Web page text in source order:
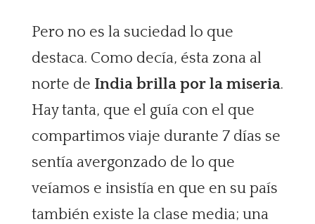
Pero no es la suciedad lo que
destaca. Como decía, ésta zona al
norte de India brilla por la miseria.
Hay tanta, que el guía con el que
compartimos viaje durante 7 días se
sentía avergonzado de lo que
veíamos e insistía en que en su país
también existe la clase media; una